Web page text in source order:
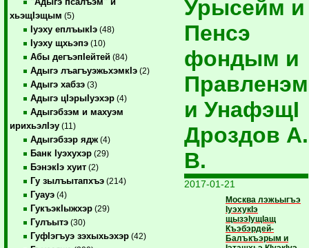
хьэщIэщым (5)
Iуэху еплъыкIэ (48)
Iуэху щхьэпэ (10)
Абы дегъэпIейтей (84)
Адыгэ лъагъуэжьхэмкIэ (2)
Адыгэ хабзэ (3)
Адыгэ цIэрыIуэхэр (4)
Адыгэбзэм и махуэм
ирихьэлIэу (11)
Адыгэбзэр ядж (4)
Банк Iуэхухэр (29)
БэнэкIэ хуит (2)
Гу зылъытапхъэ (214)
Гуауэ (4)
ГукъэкIыжхэр (29)
Гулъытэ (30)
ГуфIэгъуэ зэхыхьэхэр (42)
Урысейм и
Пенсэ
фондым и
Правленэм
и УнафэщI
Дроздов А.
В.
2017-01-21
Москва лэжьыгъэ
IуэхукIэ
щызэIущIащ
Къэбэрдей-
Балъкъэрым и